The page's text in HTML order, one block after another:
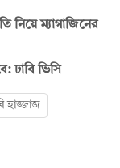
নিয়ে ম্যাগাজিনের
ঢাবি ভিসি
হাজ্জাজ